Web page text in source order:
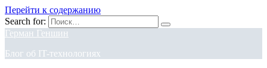
Перейти к содержанию
Search for:
Герман Геншин
Блог об IT-технологиях